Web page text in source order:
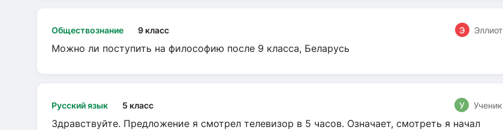
Обществознание 9 класс Э Эллиот
Можно ли поступить на философию после 9 класса, Беларусь
Русский язык 5 класс У Ученик
Здравствуйте. Предложение я смотрел телевизор в 5 часов. Означает, смотреть я начал